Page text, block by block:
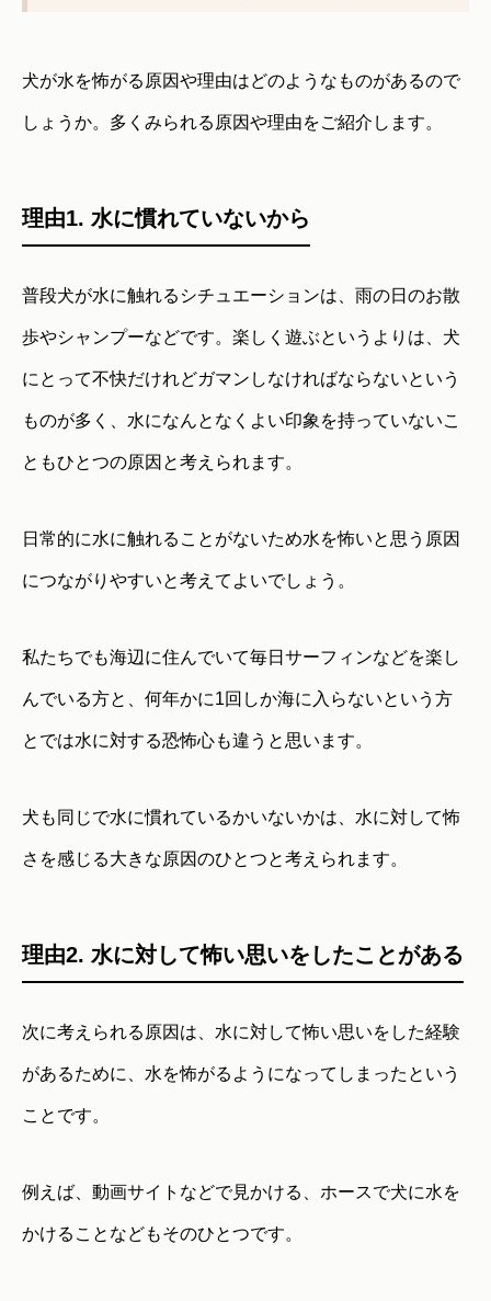
犬が水を怖がる原因や理由はどのようなものがあるので
しょうか。多くみられる原因や理由をご紹介します。
理由1. 水に慣れていないから
普段犬が水に触れるシチュエーションは、雨の日のお散
歩やシャンプーなどです。楽しく遊ぶというよりは、犬
にとって不快だけれどガマンしなければならないという
ものが多く、水になんとなくよい印象を持っていないこ
ともひとつの原因と考えられます。
日常的に水に触れることがないため水を怖いと思う原因
につながりやすいと考えてよいでしょう。
私たちでも海辺に住んでいて毎日サーフィンなどを楽し
んでいる方と、何年かに1回しか海に入らないという方
とでは水に対する恐怖心も違うと思います。
犬も同じで水に慣れているかいないかは、水に対して怖
さを感じる大きな原因のひとつと考えられます。
理由2. 水に対して怖い思いをしたことがある
次に考えられる原因は、水に対して怖い思いをした経験
があるために、水を怖がるようになってしまったという
ことです。
例えば、動画サイトなどで見かける、ホースで犬に水を
かけることなどもそのひとつです。